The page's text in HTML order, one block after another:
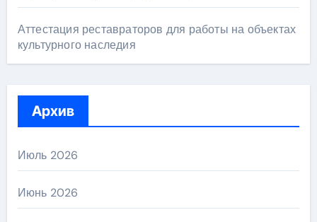
Аттестация реставраторов для работы на объектах
культурного наследия
Архив
Июль 2026
Июнь 2026